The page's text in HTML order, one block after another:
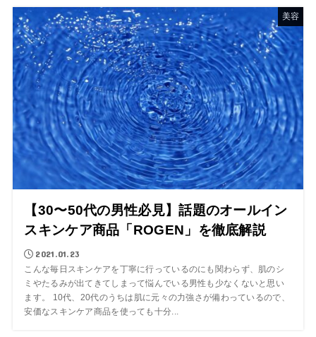
美容
【30〜50代の男性必見】話題のオールイン
スキンケア商品「ROGEN」を徹底解説
2021.01.23
こんな毎日スキンケアを丁寧に行っているのにも関わらず、肌のシ
ミやたるみが出てきてしまって悩んでいる男性も少なくないと思い
ます。 10代、20代のうちは肌に元々の力強さが備わっているので、
安価なスキンケア商品を使っても十分...